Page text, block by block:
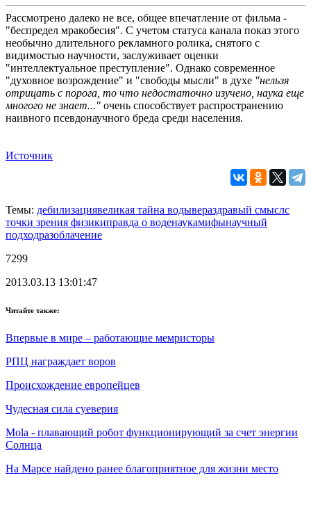
Рассмотрено далеко не все, общее впечатление от фильма -
"беспредел мракобесия". С учетом статуса канала показ этого
необычно длительного рекламного ролика, снятого с
видимостью научности, заслуживает оценки
"интеллектуальное преступление". Однако современное
"духовное возрождение" и "свободы мысли" в духе "нельзя
отрицать с порога, то что недостаточно изучено, наука еще
многого не знает..." очень способствует распространению
наивного псевдонаучного бреда среди населения.
Источник
Темы: дебилизациявеликая тайна водывераздравый смыслс
точки зрения физикиправда о воденаукамифынаучный
подходразоблачение
7299
2013.03.13 13:01:47
Читайте также:
Впервые в мире – работающие мемристоры
РПЦ награждает воров
Происхождение европейцев
Чудесная сила суеверия
Mola - плавающий робот функционирующий за счет энергии
Солнца
На Марсе найдено ранее благоприятное для жизни место